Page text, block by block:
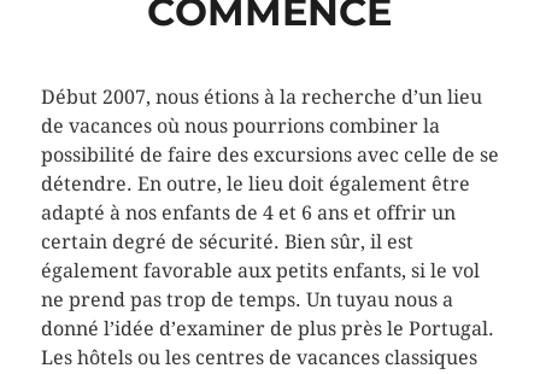
COMMENCÉ
Début 2007, nous étions à la recherche d’un lieu
de vacances où nous pourrions combiner la
possibilité de faire des excursions avec celle de se
détendre. En outre, le lieu doit également être
adapté à nos enfants de 4 et 6 ans et offrir un
certain degré de sécurité. Bien sûr, il est
également favorable aux petits enfants, si le vol
ne prend pas trop de temps. Un tuyau nous a
donné l’idée d’examiner de plus près le Portugal.
Les hôtels ou les centres de vacances classiques